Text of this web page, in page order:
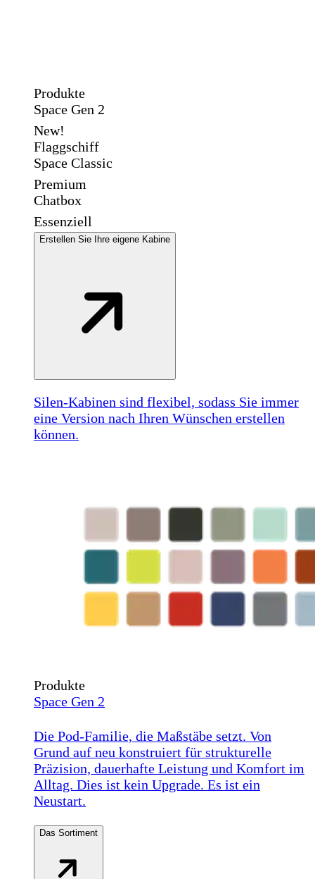
Produkte
Space Gen 2
New!
Flaggschiff
Space Classic
Premium
Chatbox
Essenziell
Erstellen Sie Ihre eigene Kabine
Silen-Kabinen sind flexibel, sodass Sie immer
eine Version nach Ihren Wünschen erstellen
können.
Produkte
Space Gen 2
Die Pod-Familie, die Maßstäbe setzt. Von
Grund auf neu konstruiert für strukturelle
Präzision, dauerhafte Leistung und Komfort im
Alltag. Dies ist kein Upgrade. Es ist ein
Neustart.
Das Sortiment